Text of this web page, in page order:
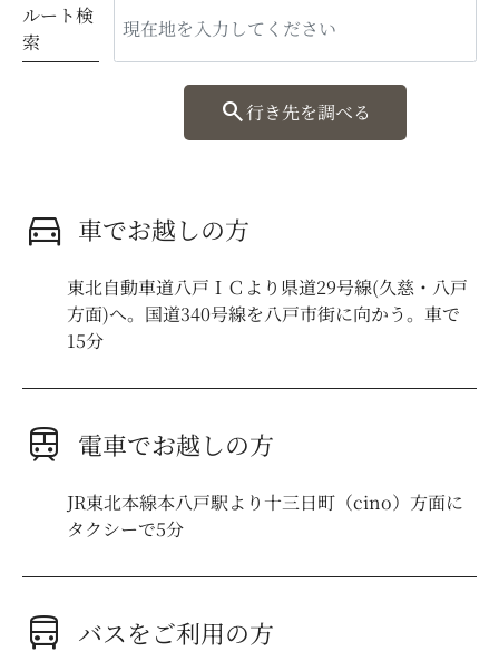
ルート検
索
search行き先を調べる
directions_car 車でお越しの方
東北自動車道八戸ＩＣより県道29号線(久慈・八戸
方面)へ。国道340号線を八戸市街に向かう。車で
15分
train 電車でお越しの方
JR東北本線本八戸駅より十三日町（cino）方面に
タクシーで5分
directions_bus バスをご利用の方